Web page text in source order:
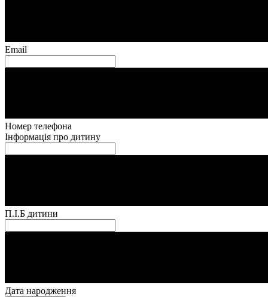
Email
Номер телефона
Інформація про дитину
П.І.Б дитини
Дата народження